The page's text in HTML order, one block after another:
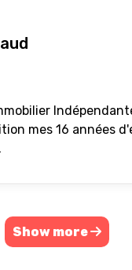
mes 16 années
Show more